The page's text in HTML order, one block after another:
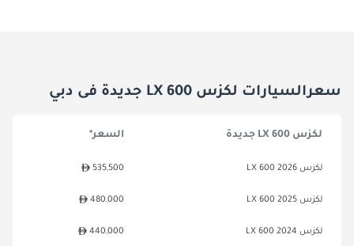
سعرالسيارات لكزس LX 600 جديدة فى دبي
لكزس LX 600 جديدة السعر*
لكزس LX 600 2026 535,500
لكزس LX 600 2025 480,000
لكزس LX 600 2024 440,000